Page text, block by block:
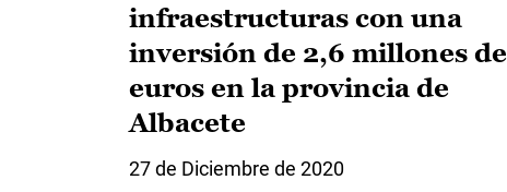
infraestructuras con una
inversión de 2,6 millones de
euros en la provincia de
Albacete
27 de Diciembre de 2020